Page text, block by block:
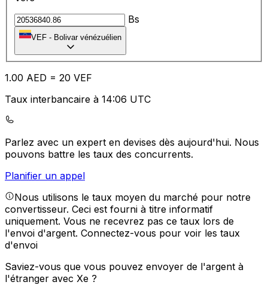
Bs
VEF - Bolivar vénézuélien
1.00 AED = 20 VEF
Taux interbancaire à 14:06 UTC
Parlez avec un expert en devises dès aujourd'hui. Nous
pouvons battre les taux des concurrents.
Planifier un appel
Nous utilisons le taux moyen du marché pour notre
convertisseur. Ceci est fourni à titre informatif
uniquement. Vous ne recevrez pas ce taux lors de
l'envoi d'argent. Connectez-vous pour voir les taux
d'envoi
Saviez-vous que vous pouvez envoyer de l'argent à
l'étranger avec Xe ?